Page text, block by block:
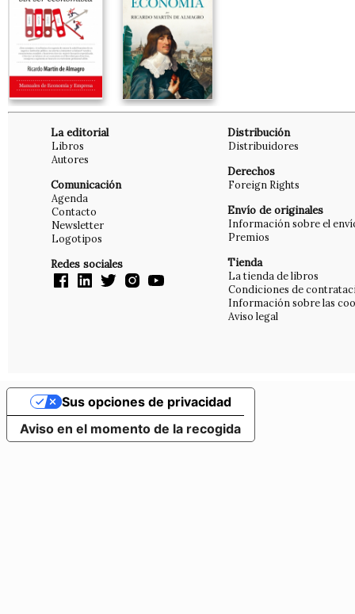
La editorial
Libros
Autores
Comunicación
Agenda
Contacto
Newsletter
Logotipos
Redes sociales
Distribución
Distribuidores
Derechos
Foreign Rights
Envío de originales
Información sobre el
Premios
Tienda
La tienda de libros
Condiciones de
Información sobre las
Aviso legal
Aviso en el momento de la recogida
Sus opciones de privacidad